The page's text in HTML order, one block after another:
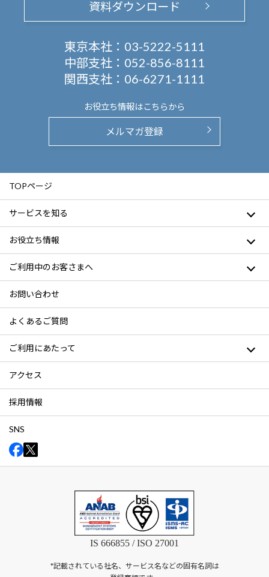
資料ダウンロード
東京本社： 03-5222-5111
中部支社： 052-856-8111
関西支社： 06-6271-1111
お役立ち情報はこちらから
メルマガ登録
TOPページ
サービスを知る
お役立ち情報
ご利用中のお客さまへ
お問い合わせ
よくあるご質問
ご利用にあたって
アクセス
採用情報
SNS
IS 666855 / ISO 27001
*記載されている社名、サービス名などの固有名詞は